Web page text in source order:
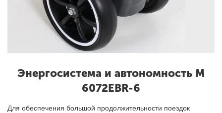
Энергосистема и автономность M
6072EBR-6
Для обеспечения большой продолжительности поездок